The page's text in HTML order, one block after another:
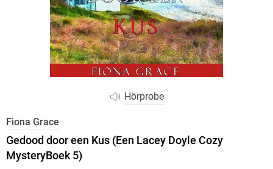
Hörprobe
Fiona Grace
Gedood door een Kus (Een Lacey Doyle Cozy
MysteryBoek 5)